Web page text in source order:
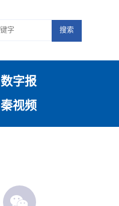
搜索
数字报
秦视频